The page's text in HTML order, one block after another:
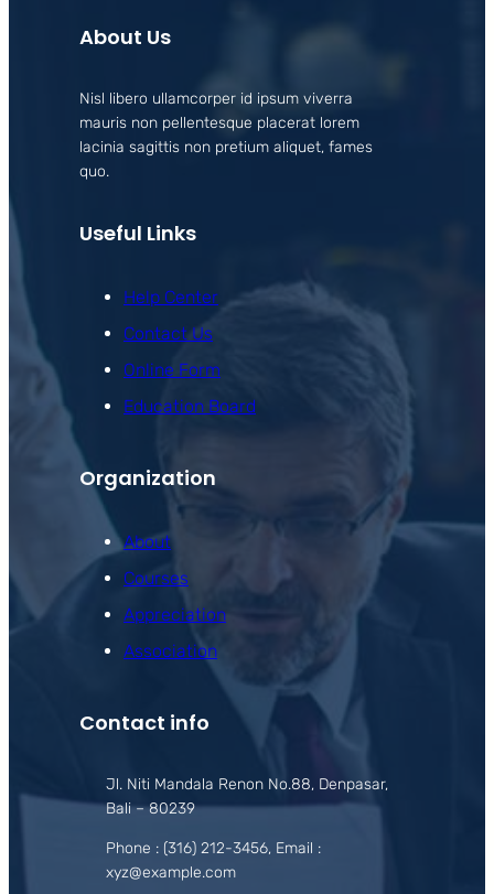
About Us
Nisl libero ullamcorper id ipsum viverra
mauris non pellentesque placerat lorem
lacinia sagittis non pretium aliquet, fames
quo.
Useful Links
Help Center
Contact Us
Online Form
Education Board
Organization
About
Courses
Appreciation
Association
Contact info
Jl. Niti Mandala Renon No.88, Denpasar,
Bali – 80239
Phone : (316) 212-3456, Email :
xyz@example.com